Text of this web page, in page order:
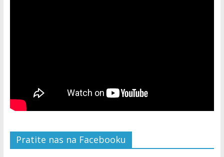
Pratite nas na Facebooku